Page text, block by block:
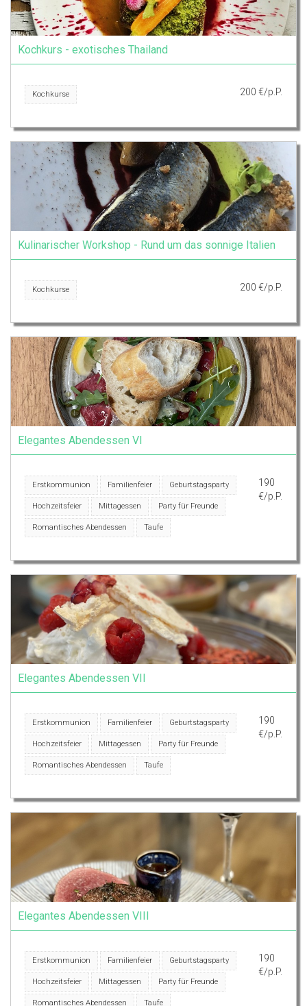
Kochkurs - exotisches Thailand
Kochkurse 200 €/p.P.
Kulinarischer Workshop - Rund um das sonnige Italien
Kochkurse 200 €/p.P.
Elegantes Abendessen VI
Erstkommunion Familienfeier Geburtstagsparty
Hochzeitsfeier Mittagessen Party für Freunde
Romantisches Abendessen Taufe
190
€/p.P.
Elegantes Abendessen VII
Erstkommunion Familienfeier Geburtstagsparty
Hochzeitsfeier Mittagessen Party für Freunde
Romantisches Abendessen Taufe
190
€/p.P.
Elegantes Abendessen VIII
Erstkommunion Familienfeier Geburtstagsparty
Hochzeitsfeier Mittagessen Party für Freunde
Romantisches Abendessen Taufe
190
€/p.P.